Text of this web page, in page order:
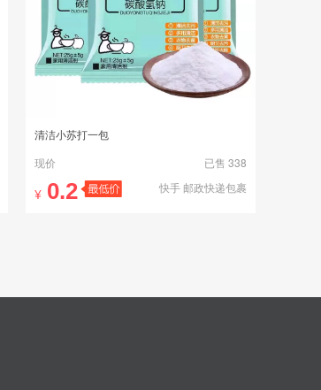
清洁小苏打一包
现价
已售 338
¥ 0.2 快手 邮政快递包裹